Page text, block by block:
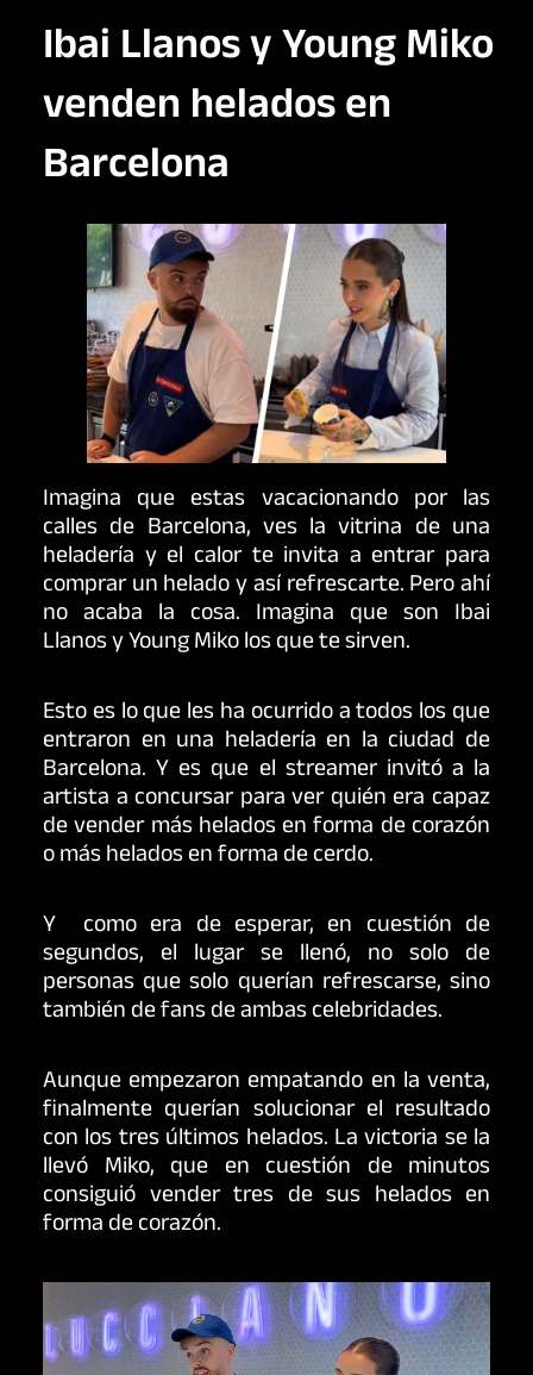
Ibai Llanos y Young Miko
venden helados en
Barcelona
Imagina que estas vacacionando por las
calles de Barcelona, ves la vitrina de una
heladería y el calor te invita a entrar para
comprar un helado y así refrescarte. Pero ahí
no acaba la cosa. Imagina que son Ibai
LlanosyYoung Mikolos que te sirven.
Esto es lo que les ha ocurrido a todos los que
entraron en una heladería en la ciudad de
Barcelona. Y es que el streamer invitó a la
artista a concursar para ver quién era capaz
de vender más helados en forma de corazón
o más helados en forma de cerdo.
Y como era de esperar, en cuestión de
segundos, el lugar se llenó, no solo de
personas que solo querían refrescarse, sino
también de fans de ambas celebridades.
Aunque empezaron empatando en la venta,
finalmente querían solucionar el resultado
con los tres últimos helados. La victoria se la
llevó Miko, que en cuestión de minutos
consiguió vender tres de sus helados en
forma de corazón.